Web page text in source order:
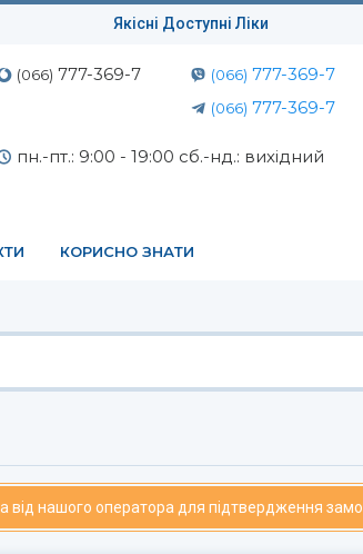
Якісні Доступні Ліки
(066) 777-369-7 (066) 777-369-7
(066) 777-369-7
пн.-пт.: 9:00 - 19:00 сб.-нд.: вихідний
КОРИСНО ЗНАТИ
від нашого оператора для підтвердження